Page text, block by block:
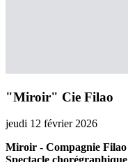
"Miroir" Cie Filao
jeudi 12 février 2026
Miroir - Compagnie Filao